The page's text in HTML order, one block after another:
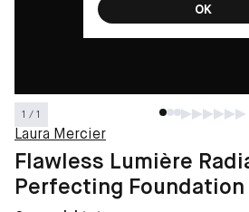
1 / 1
OK
Laura Mercier
Flawless Lumière
Perfecting Foundation